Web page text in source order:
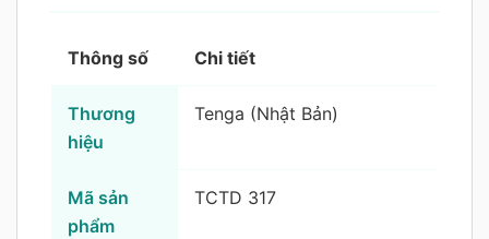
Thông số Chi tiết
Thương
hiệu
Tenga (Nhật Bản)
Mã sản
phẩm
TCTD 317